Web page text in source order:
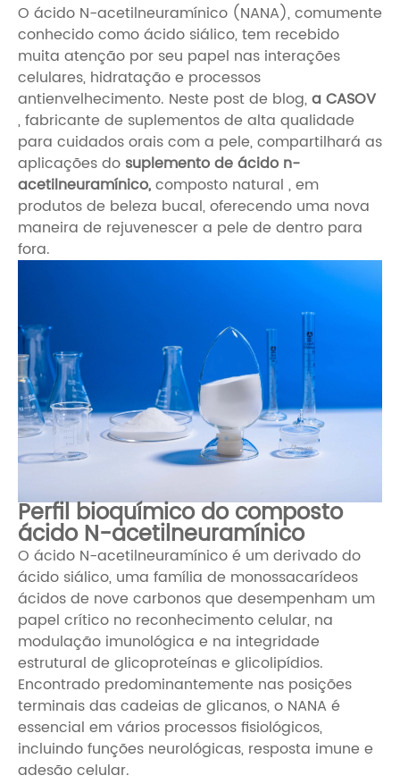
O ácido N-acetilneuramínico (NANA), comumente
conhecido como ácido siálico, tem recebido
muita atenção por seu papel nas interações
celulares, hidratação e processos
antienvelhecimento. Neste post de blog,a CASOV
, fabricante de suplementos de alta qualidade
para cuidados orais com a pele, compartilhará as
aplicações do suplemento de ácido n-
acetilneuramínico,composto natural , em
produtos de beleza bucal, oferecendo uma nova
maneira de rejuvenescer a pele de dentro para
fora.
Perfil bioquímico do composto
ácido N-acetilneuramínico
O ácido N-acetilneuramínico é um derivado do
ácido siálico, uma família de monossacarídeos
ácidos de nove carbonos que desempenham um
papel crítico no reconhecimento celular, na
modulação imunológica e na integridade
estrutural de glicoproteínas e glicolipídios.
Encontrado predominantemente nas posições
terminais das cadeias de glicanos, o NANA é
essencial em vários processos fisiológicos,
incluindo funções neurológicas, resposta imune e
adesão celular.